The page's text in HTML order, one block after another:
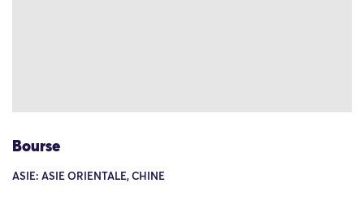
Bourse
ASIE: ASIE ORIENTALE, CHINE